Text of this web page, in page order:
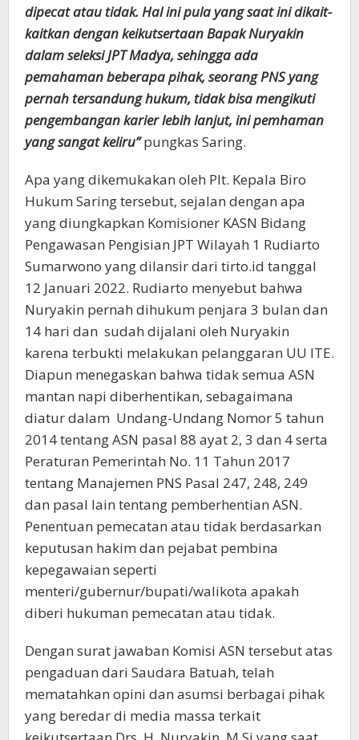
dipecat atau tidak. Hal ini pula yang saat ini dikait-
kaitkan dengan keikutsertaan Bapak Nuryakin
dalam seleksi JPT Madya, sehingga ada
pemahaman beberapa pihak, seorang PNS yang
pernah tersandung hukum, tidak bisa mengikuti
pengembangan karier lebih lanjut, ini pemhaman
yang sangat keliru”pungkas Saring.
Apa yang dikemukakan oleh Plt. Kepala Biro
Hukum Saring tersebut, sejalan dengan apa
yang diungkapkan Komisioner KASN Bidang
Pengawasan Pengisian JPT Wilayah 1 Rudiarto
Sumarwono yang dilansir dari tirto.id tanggal
12 Januari 2022. Rudiarto menyebut bahwa
Nuryakin pernah dihukum penjara 3 bulan dan
14 hari dan sudah dijalani oleh Nuryakin
karena terbukti melakukan pelanggaran UU ITE.
Diapun menegaskan bahwa tidak semua ASN
mantan napi diberhentikan, sebagaimana
diatur dalam Undang-Undang Nomor 5 tahun
2014 tentang ASN pasal 88 ayat 2, 3 dan 4 serta
Peraturan Pemerintah No. 11 Tahun 2017
tentang Manajemen PNS Pasal 247, 248, 249
dan pasal lain tentang pemberhentian ASN.
Penentuan pemecatan atau tidak berdasarkan
keputusan hakim dan pejabat pembina
kepegawaian seperti
menteri/gubernur/bupati/walikota apakah
diberi hukuman pemecatan atau tidak.
Dengan surat jawaban Komisi ASN tersebut atas
pengaduan dari Saudara Batuah, telah
mematahkan opini dan asumsi berbagai pihak
yang beredar di media massa terkait